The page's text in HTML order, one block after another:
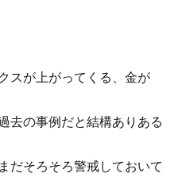
スが上がってくる、金が
去の事例だと結構ありある
だそろそろ警戒しておいて